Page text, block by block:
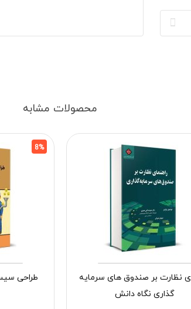
محصولات مشابه
نظارت بر صندوق های سرمایه
گذاری نگاه دانش
8%
طراحی